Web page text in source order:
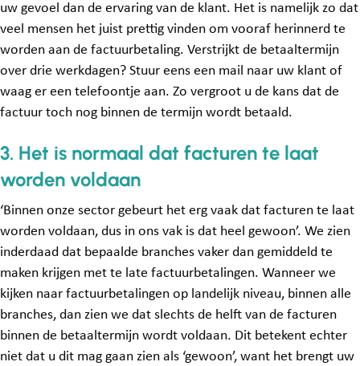
uw gevoel dan de ervaring van de klant. Het is namelijk zo dat
veel mensen het juist prettig vinden om vooraf herinnerd te
worden aan de factuurbetaling. Verstrijkt de betaaltermijn
over drie werkdagen? Stuur eens een mail naar uw klant of
waag er een telefoontje aan. Zo vergroot u de kans dat de
factuur toch nog binnen de termijn wordt betaald.
3. Het is normaal dat facturen te laat
worden voldaan
‘Binnen onze sector gebeurt het erg vaak dat facturen te laat
worden voldaan, dus in ons vak is dat heel gewoon’. We zien
inderdaad dat bepaalde branches vaker dan gemiddeld te
maken krijgen met te late factuurbetalingen. Wanneer we
kijken naar factuurbetalingen op landelijk niveau, binnen alle
branches, dan zien we dat slechts de helft van de facturen
binnen de betaaltermijn wordt voldaan. Dit betekent echter
niet dat u dit mag gaan zien als ‘gewoon’, want het brengt uw